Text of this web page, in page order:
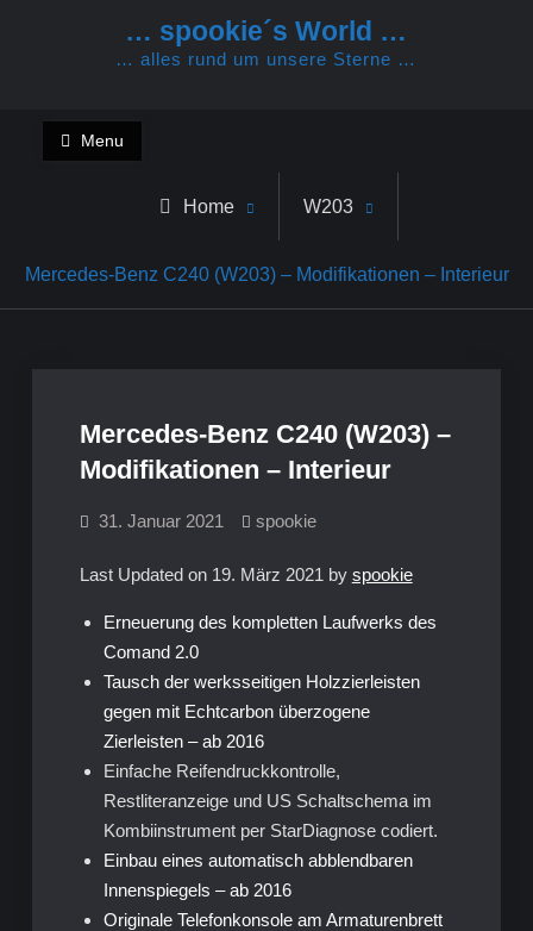
… spookie´s World …
… alles rund um unsere Sterne …
Menu
Home W203
Mercedes-Benz C240 (W203) – Modifikationen – Interieur
Mercedes-Benz C240 (W203) –
Modifikationen – Interieur
31. Januar 2021 spookie
Last Updated on 19. März 2021 by spookie
Erneuerung des kompletten Laufwerks des
Comand 2.0
Tausch der werksseitigen Holzzierleisten
gegen mit Echtcarbon überzogene
Zierleisten – ab 2016
Einfache Reifendruckkontrolle,
Restliteranzeige und US Schaltschema im
Kombiinstrument per StarDiagnose codiert.
Einbau eines automatisch abblendbaren
Innenspiegels – ab 2016
Originale Telefonkonsole am Armaturenbrett